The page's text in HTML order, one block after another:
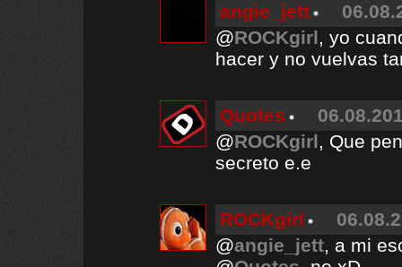
angie_jett
@ROCKgirl, yo
hacer y no vuelvas
Quotes
@ROCKgirl, Que
secreto e.e
ROCKgirl
@angie_jett, a mi